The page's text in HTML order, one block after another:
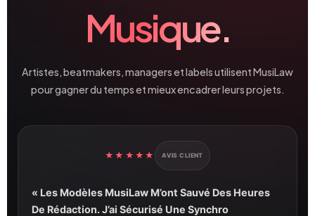
Musique.
Artistes, beatmakers, managers et labels utilisent MusiLaw
pour gagner du temps et mieux encadrer leurs projets.
★★★★★ AVIS CLIENT
« Les Modèles MusiLaw M’ont Sauvé Des Heures
De Rédaction. J’ai Sécurisé Une Synchro